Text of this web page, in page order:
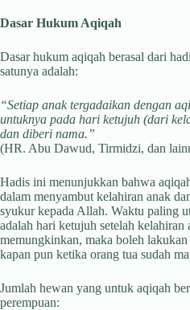
Dasar Hukum Aqiqah
Dasar hukum aqiqah berasal dari
satunya adalah:
“Setiap anak tergadaikan dengan
untuknya pada hari ketujuh (dari
dan diberi nama.”
(HR. Abu Dawud, Tirmidzi, dan
Hadis ini menunjukkan bahwa
dalam menyambut kelahiran anak
syukur kepada Allah. Waktu paling
adalah hari ketujuh setelah
memungkinkan, maka boleh
kapan pun ketika orang tua sudah
Jumlah hewan yang untuk aqiqah
perempuan: